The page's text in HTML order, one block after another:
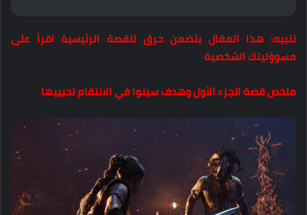
تنبيه: هذا المقال يتضمن حرق للقصة الرئيسية اقرأ على
مسوؤليتك الشخصية
ملخص قصة الجزء الأول وهدف سينوا في الانتقام لحبيبها